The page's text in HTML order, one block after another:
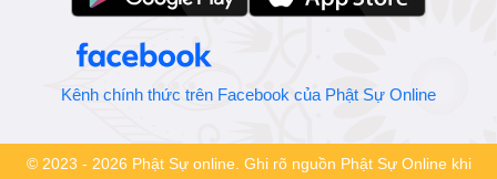
Kênh chính thức trên Facebook của Phật Sự Online
© 2023 - 2026 Phật Sự online. Ghi rõ nguồn Phật Sự Online khi